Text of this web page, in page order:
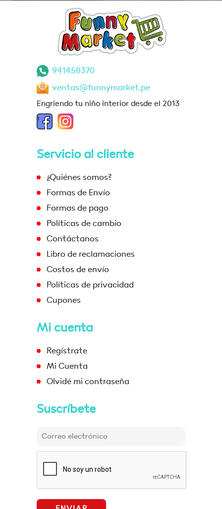
941458370
ventas@funnymarket.pe
Engriendo tu niño interior desde el 2013
Servicio al cliente
¿Quiénes somos?
Formas de Envío
Formas de pago
Políticas de cambio
Contáctanos
Libro de reclamaciones
Costos de envío
Políticas de privacidad
Cupones
Mi cuenta
Regístrate
Mi Cuenta
Olvidé mi contraseña
Suscríbete